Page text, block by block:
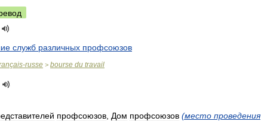
служб различных профсоюзов
-russe > bourse du travail
профсоюзов Дом профсоюзов (место проведения